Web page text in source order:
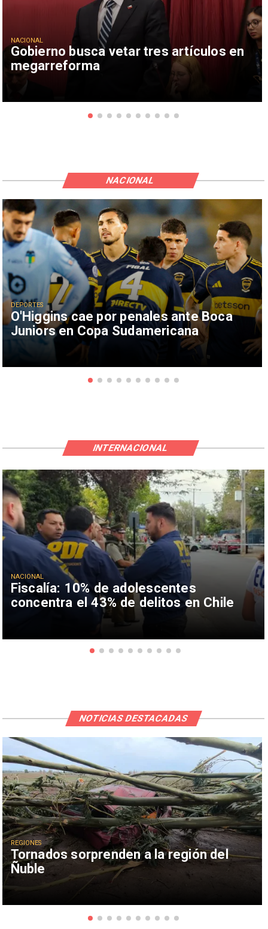
Gobierno busca vetar tres artículos en
megarreforma
NACIONAL
O'Higgins cae por penales ante Boca
Juniors en Copa Sudamericana
DEPORTES
NACIONAL
Fiscalía: 10% de adolescentes
concentra el 43% de delitos en Chile
NACIONAL
INTERNACIONAL
Tornados sorprenden a la región del
Ñuble
REGIONES
NOTICIAS DESTACADAS